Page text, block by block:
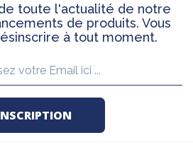
toute l'actualité de notre
de produits. Vous
à tout moment.